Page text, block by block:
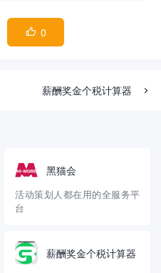
 0
薪酬奖金个税计算器
黑猫会
活动策划人都在用的全服务平
台
薪酬奖金个税计算器